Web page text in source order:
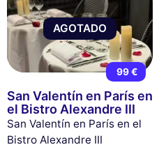
AGOTADO
99 €
San Valentín en París en
el Bistro Alexandre III
San Valentín en París en el
Bistro Alexandre III